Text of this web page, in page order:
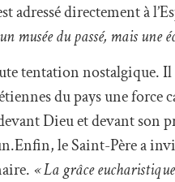
adressé directement à
musée du passé, mais une
tentation nostalgique. Il
du pays une force
Dieu et devant
le Saint-Père a
« La grâce